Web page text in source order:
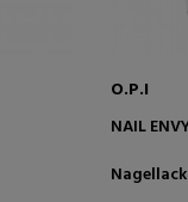
O.P.I
NAIL
Nagellack